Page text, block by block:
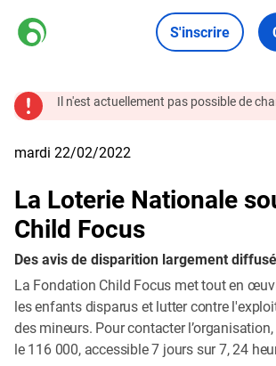
S'inscrire
Il n'est actuellement pas possible de
mardi 22/02/2022
La Loterie Nationale
Child Focus
Des avis de disparition largement
La Fondation Child Focus met tout en
les enfants disparus et lutter contre
des mineurs. Pour contacter
le 116 000, accessible 7 jours sur 7, 24